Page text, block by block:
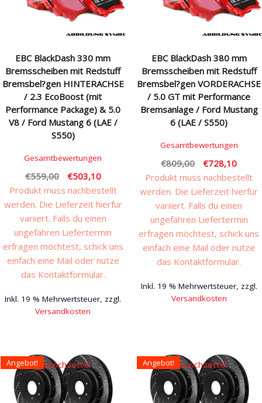
Rechtliches & Service
EBC BlackDash 330 mm
Bremsscheiben mit Redstuff
Bremsbel?gen HINTERACHSE
/ 2.3 EcoBoost (mit
Performance Package) & 5.0
V8 / Ford Mustang 6 (LAE /
S550)
Gesamtbewertungen
€559,00
Ursprünglicher
Preis
war:
€559,00
€503,10Aktueller
Preis
ist:
€503,10.
Produkt muss nachbestellt
werden. Die Lieferzeit hierfür
variiert. Falls du einen
ungefähren Liefertermin
erfragen möchtest, schick uns
einfach eine Mail oder nutze
das Kontaktformular.
Inkl. 19 % Mehrwertsteuer, zzgl.
Versandkosten
EBC BlackDash 380 mm
Bremsscheiben mit Redstuff
Bremsbel?gen VORDERACHSE
/ 5.0 GT mit Performance
Bremsanlage / Ford Mustang
6 (LAE / S550)
Gesamtbewertungen
€809,00
Ursprünglicher
Preis
war:
€809,00
€728,10
Preis
ist:
Produkt muss nachbestellt
werden. Die Lieferzeit hierfür
variiert. Falls du einen
ungefähren Liefertermin
erfragen möchtest, schick uns
einfach eine Mail oder nutze
das Kontaktformular.
Inkl. 19 % Mehrwertsteuer, zzgl.
Versandkosten
Angebot!
Auf den Wunschzettel Angebot!
Auf den Wunschzettel